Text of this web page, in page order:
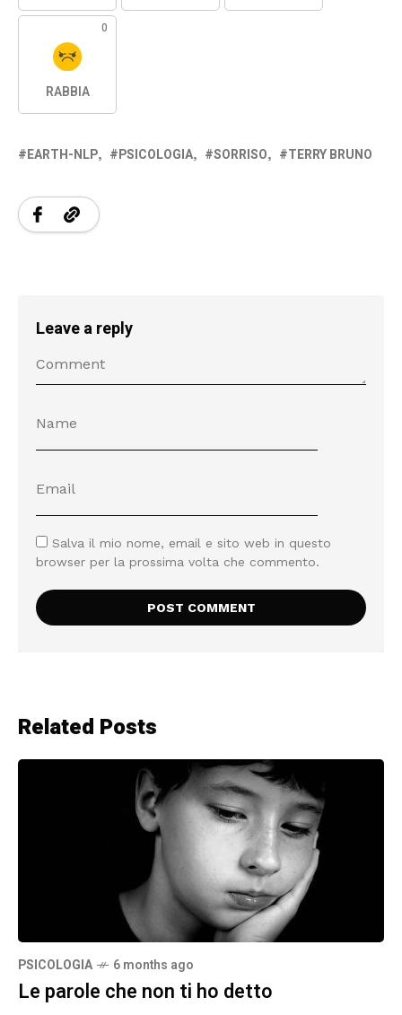
0
RABBIA
EARTH-NLP PSICOLOGIA SORRISO TERRY BRUNO
Leave a reply
Salva il mio nome, email e sito web in questo
browser per la prossima volta che commento.
Related Posts
PSICOLOGIA 6 months ago
Le parole che non ti ho detto